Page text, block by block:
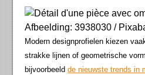
Afbeelding: 3938030 /
Modern designprofielen kiezen
strakke lijnen of geometrische
bijvoorbeeldde nieuwste trends in